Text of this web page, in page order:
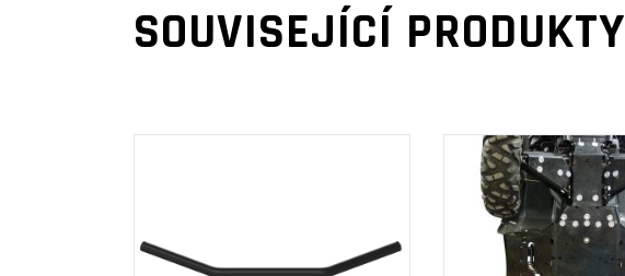
SOUVISEJÍCÍ PRODUKTY
PŘIDAT DO